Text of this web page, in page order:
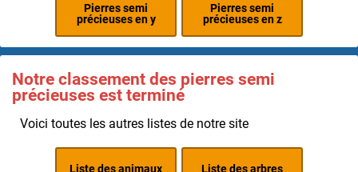
Pierres semi
précieuses en y
Pierres semi
précieuses en z
Notre classement des pierres semi
précieuses est terminé
Voici toutes les autres listes de notre site
Liste des animaux Liste des arbres